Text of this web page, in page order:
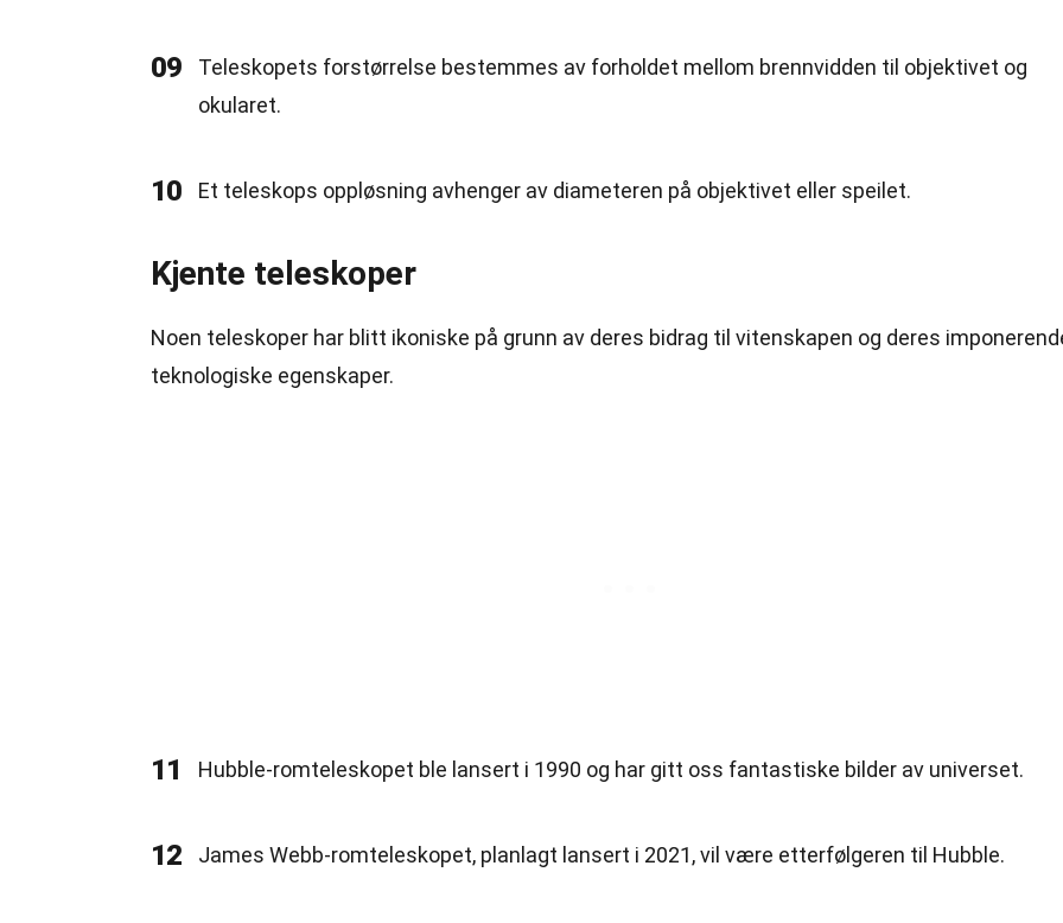
09
Teleskopets forstørrelse bestemmes av forholdet mellom brennvidden til objektivet og
okularet.
10 Et teleskops oppløsning avhenger av diameteren på objektivet eller speilet.
Kjente teleskoper
Noen teleskoper har blitt ikoniske på grunn av deres bidrag til vitenskapen og deres
teknologiske egenskaper.
11 Hubble-romteleskopet ble lansert i 1990 og har gitt oss fantastiske bilder av universet.
12 James Webb-romteleskopet, planlagt lansert i 2021, vil være etterfølgeren til Hubble.